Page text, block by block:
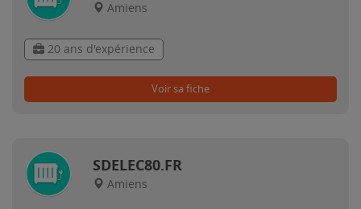
Amiens
20 ans d'expérience
Voir sa fiche
SDELEC80.FR
Amiens